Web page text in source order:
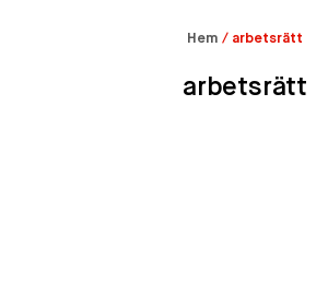
Hem / arbetsrätt
arbetsrätt